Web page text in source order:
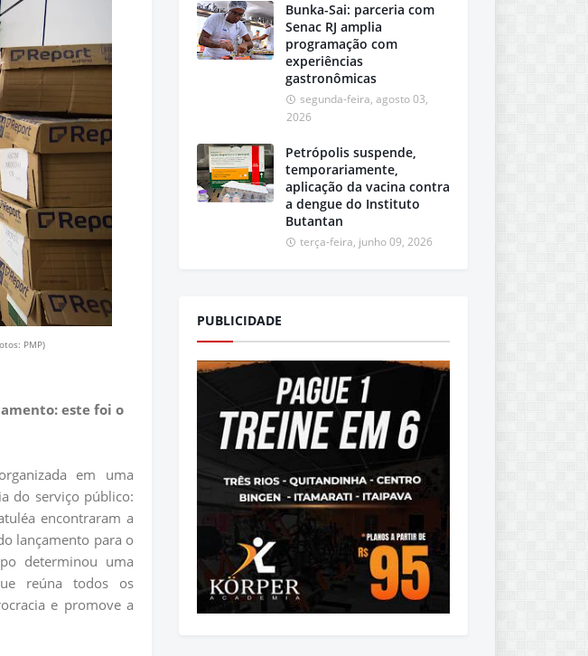
PMP)
este foi o
em uma
do serviço público:
encontraram a
lançamento para o
determinou uma
reúna todos os
e promove a
Bunka-Sai: parceria com
Senac RJ amplia
programação com
experiências
gastronômicas
segunda-feira, agosto 03,
2026
Petrópolis suspende,
temporariamente,
aplicação da vacina contra
a dengue do Instituto
Butantan
terça-feira, junho 09, 2026
PUBLICIDADE